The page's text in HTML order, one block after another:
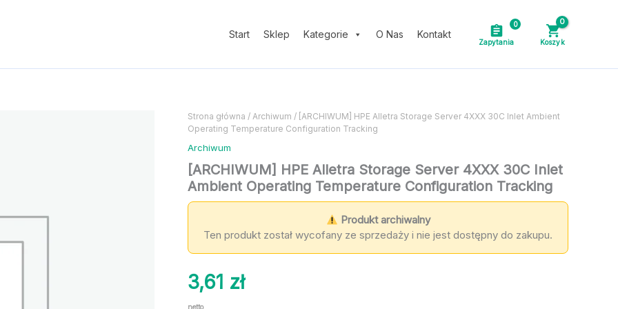
Start Sklep Kategorie O Nas Kontakt
0
Strona główna / Archiwum / [ARCHIWUM] HPE Alletra Storage Server 4XXX 30C Inlet Ambient
Operating Temperature Configuration Tracking
Archiwum
[ARCHIWUM] HPE Alletra Storage Server 4XXX 30C Inlet
Ambient Operating Temperature Configuration Tracking
Produkt archiwalny
Ten produkt został wycofany ze sprzedaży i nie jest dostępny do zakupu.
3,61 zł
netto